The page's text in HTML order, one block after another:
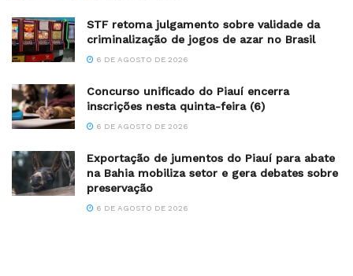
STF retoma julgamento sobre validade da
criminalização de jogos de azar no Brasil
6 DE AGOSTO DE 2026
Concurso unificado do Piauí encerra
inscrições nesta quinta-feira (6)
6 DE AGOSTO DE 2026
Exportação de jumentos do Piauí para abate
na Bahia mobiliza setor e gera debates sobre
preservação
6 DE AGOSTO DE 2026